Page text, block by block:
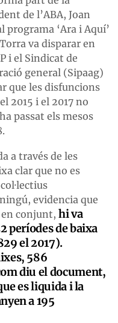
de l’ABA, Joan
‘Ara i Aquí’
va disparar en
i el Sindicat de
general (Sipaag)
que les disfuncions
2015 i el 2017 no
passat els mesos
a través de les
clar que no es
evidencia que
en conjunt, hi va
períodes de baixa
el 2017).
586
diu el document,
es liquida i la
a 195